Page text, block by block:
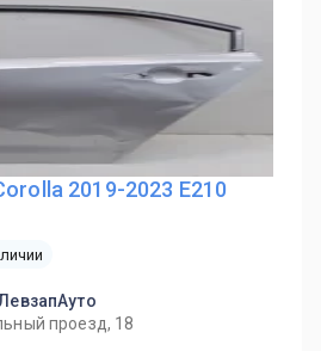
2019-2023 E210
проезд, 18